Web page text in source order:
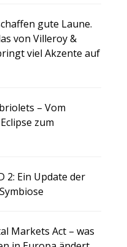
gute Laune.
von Villeroy &
viel Akzente auf
– Vom
zum
2: Ein Update der
Markets Act – was